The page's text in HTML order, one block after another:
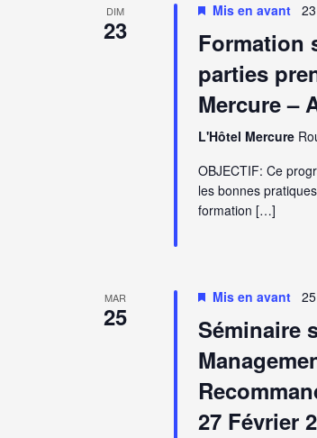
DIM
23
Mis en avant
Formation
parties
Mercure –
L'Hôtel Mercure
OBJECTIF: Ce
les bonnes
formation […]
MAR
25
Mis en avant
Séminaire
27 Février